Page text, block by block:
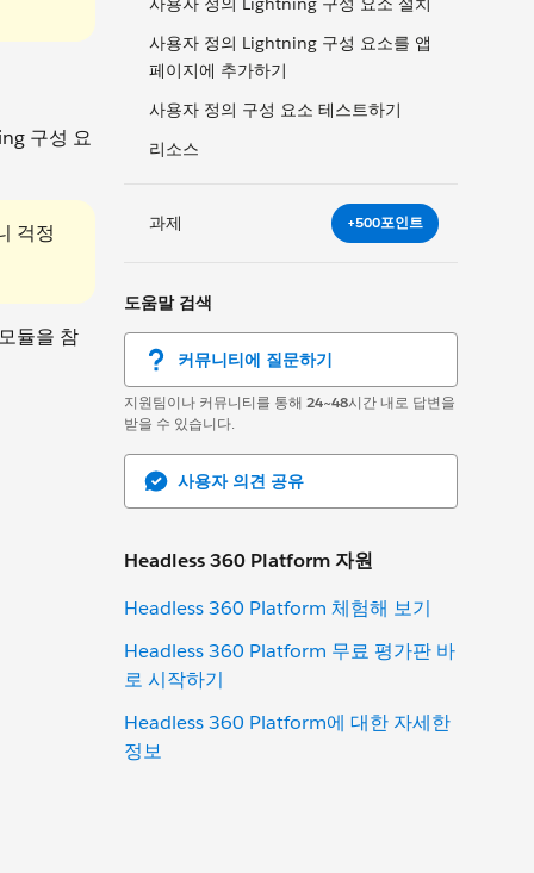
사용자 정의 Lightning 구성 요소를 앱
페이지에 추가하기
사용자 정의 구성 요소 테스트하기
리소스
과제 +500포인트
도움말 검색
커뮤니티에 질문하기
지원팀이나 커뮤니티를 통해 24~48시간 내로 답변을
받을 수 있습니다.
사용자 의견 공유
Headless 360 Platform 자원
Headless 360 Platform 체험해 보기
Headless 360 Platform 무료 평가판 바
로 시작하기
Headless 360 Platform에 대한 자세한
정보
구성 요
걱정
모듈을 참